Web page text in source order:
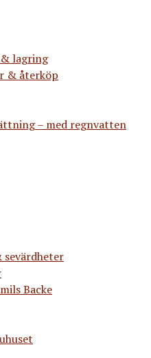
lagring
& återköp
– med regnvatten
sevärdheter
Backe